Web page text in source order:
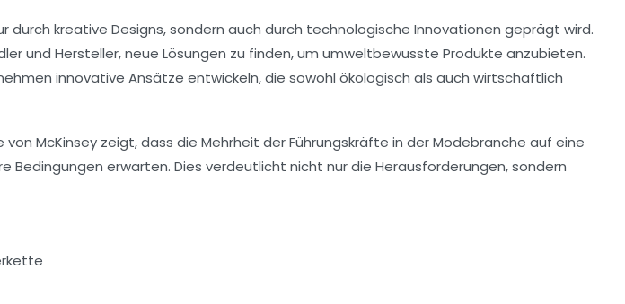
kreative Designs, sondern auch durch technologische Innovationen geprägt wird.
und Hersteller, neue Lösungen zu finden, um umweltbewusste Produkte anzubieten.
innovative Ansätze entwickeln, die sowohl ökologisch als auch wirtschaftlich
von McKinsey zeigt, dass die Mehrheit der Führungskräfte in der Modebranche auf eine
erwarten. Dies verdeutlicht nicht nur die Herausforderungen, sondern